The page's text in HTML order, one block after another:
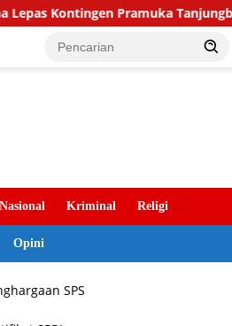
Pramuka Tanjungbalai Ikuti
Nasional Kriminal Religi
Opini